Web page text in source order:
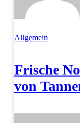
Allgemein
Frische
von